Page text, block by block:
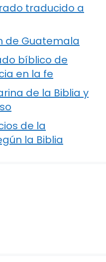
traducido a
de Guatemala
bíblico de
en la fe
de la Biblia y
de la
la Biblia